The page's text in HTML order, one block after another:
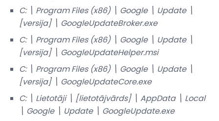
C: \ Program Files (x86) \ Google \ Update \
[versija] \ GoogleUpdateBroker.exe
C: \ Program Files (x86) \ Google \ Update \
[versija] \ GoogleUpdateHelper.msi
C: \ Program Files (x86) \ Google \ Update \
[versija] \ GoogleUpdateCore.exe
C: \ Lietotāji \ [lietotājvārds] \ AppData \ Local
\ Google \ Update \ GoogleUpdate.exe